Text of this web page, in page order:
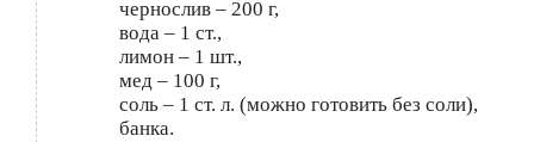
чернослив – 200 г,
вода – 1 ст.,
лимон – 1 шт.,
мед – 100 г,
соль – 1 ст. л. (можно готовить без соли),
банка.